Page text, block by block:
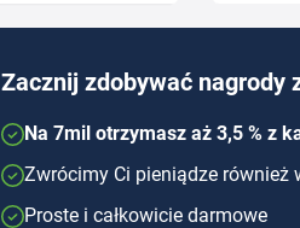
Zacznij zdobywać nagrody
Na 7mil otrzymasz aż 3,5 % z
Zwrócimy Ci pieniądze również
Proste i całkowicie darmowe